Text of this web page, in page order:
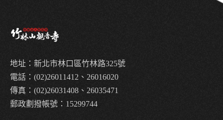
地址：新北市林口區竹林路325號
電話：(02)26011412、26016020
傳真：(02)26031408、26035471
郵政劃撥帳號：15299744